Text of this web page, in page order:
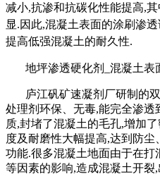
减小,抗渗和抗碳化性能提高,其
显.因此,混凝土表面的涂刷渗
提高低强混凝土的耐久性.
地坪渗透硬化剂 混凝土表
庐江矾矿速凝剂厂研制的
处理剂环保、无毒,能完全渗透
质,封堵了混凝土的毛孔,增加
度及耐磨性大幅提高,达到防尘
功能.很多混凝土地面由于在打
等因素的影响,造成混凝土开裂,